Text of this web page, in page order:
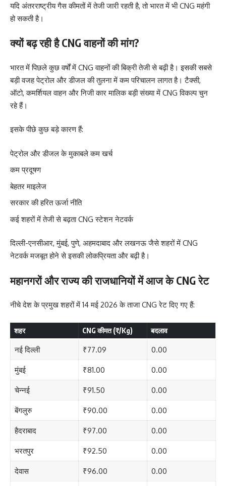
यदि अंतरराष्ट्रीय गैस कीमतों में तेजी जारी रहती है, तो भारत में भी CNG महंगी
हो सकती है।
क्यों बढ़ रही है CNG वाहनों की मांग?
भारत में पिछले कुछ वर्षों में CNG वाहनों की बिक्री तेजी से बढ़ी है। इसकी सबसे
बड़ी वजह पेट्रोल और डीजल की तुलना में कम परिचालन लागत है। टैक्सी,
ऑटो, कमर्शियल वाहन और निजी कार मालिक बड़ी संख्या में CNG विकल्प चुन
रहे हैं।
इसके पीछे कुछ बड़े कारण हैं:
पेट्रोल और डीजल के मुकाबले कम खर्च
कम प्रदूषण
बेहतर माइलेज
सरकार की हरित ऊर्जा नीति
कई शहरों में तेजी से बढ़ता CNG स्टेशन नेटवर्क
दिल्ली-एनसीआर, मुंबई, पुणे, अहमदाबाद और लखनऊ जैसे शहरों में CNG
नेटवर्क मजबूत होने से इसकी लोकप्रियता और बढ़ी है।
महानगरों और राज्य की राजधानियों में आज के CNG रेट
नीचे देश के प्रमुख शहरों में 14 मई 2026 के ताजा CNG रेट दिए गए हैं:
शहर CNG कीमत (₹/Kg) बदलाव
नई दिल्ली ₹77.09 0.00
मुंबई ₹81.00 0.00
चेन्नई ₹91.50 0.00
बेंगलुरु ₹90.00 0.00
हैदराबाद ₹97.00 0.00
भरतपुर ₹92.50 0.00
देवास ₹96.00 0.00